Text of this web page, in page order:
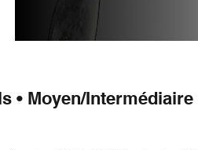
• Moyen/Intermédiaire